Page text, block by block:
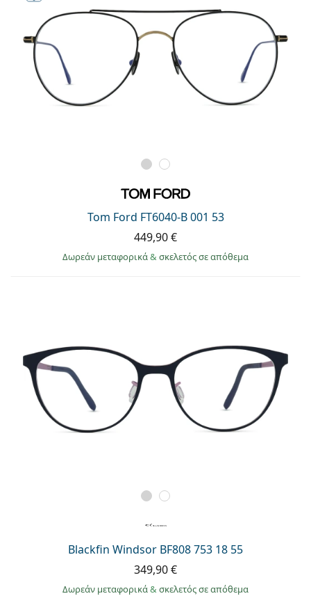
Tom Ford FT6040-B 001 53
449,90 €
Δωρεάν μεταφορικά& σκελετός σε απόθεμα
Blackfin Windsor BF808 753 18 55
349,90 €
Δωρεάν μεταφορικά& σκελετός σε απόθεμα